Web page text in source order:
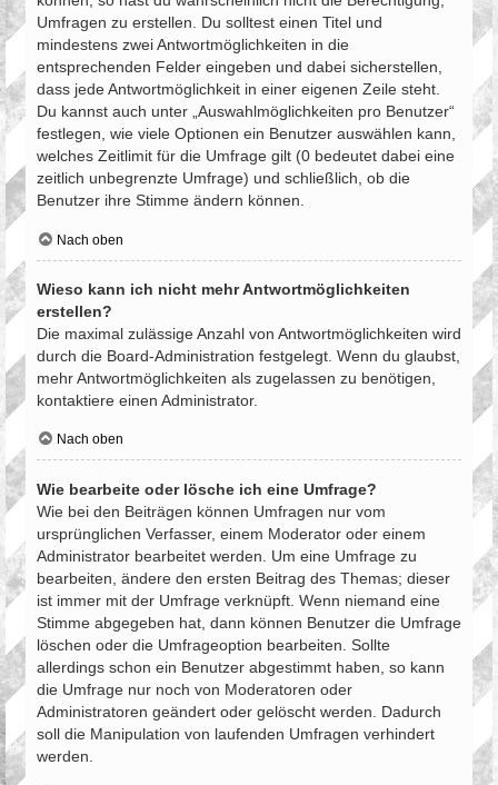
Umfragen zu erstellen. Du solltest einen Titel und
mindestens zwei Antwortmöglichkeiten in die
entsprechenden Felder eingeben und dabei sicherstellen,
dass jede Antwortmöglichkeit in einer eigenen Zeile steht.
Du kannst auch unter „Auswahlmöglichkeiten pro Benutzer“
festlegen, wie viele Optionen ein Benutzer auswählen kann,
welches Zeitlimit für die Umfrage gilt (0 bedeutet dabei eine
zeitlich unbegrenzte Umfrage) und schließlich, ob die
Benutzer ihre Stimme ändern können.
Nach oben
Wieso kann ich nicht mehr Antwortmöglichkeiten
erstellen?
Die maximal zulässige Anzahl von Antwortmöglichkeiten wird
durch die Board-Administration festgelegt. Wenn du glaubst,
mehr Antwortmöglichkeiten als zugelassen zu benötigen,
kontaktiere einen Administrator.
Nach oben
Wie bearbeite oder lösche ich eine Umfrage?
Wie bei den Beiträgen können Umfragen nur vom
ursprünglichen Verfasser, einem Moderator oder einem
Administrator bearbeitet werden. Um eine Umfrage zu
bearbeiten, ändere den ersten Beitrag des Themas; dieser
ist immer mit der Umfrage verknüpft. Wenn niemand eine
Stimme abgegeben hat, dann können Benutzer die Umfrage
löschen oder die Umfrageoption bearbeiten. Sollte
allerdings schon ein Benutzer abgestimmt haben, so kann
die Umfrage nur noch von Moderatoren oder
Administratoren geändert oder gelöscht werden. Dadurch
soll die Manipulation von laufenden Umfragen verhindert
werden.